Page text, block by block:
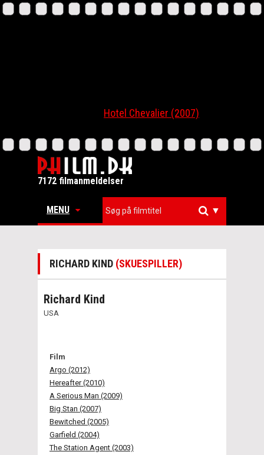
Hotel Chevalier (2007)
7172 filmanmeldelser
MENU ▼
RICHARD KIND (SKUESPILLER)
Richard Kind
USA
Film
Argo (2012)
Hereafter (2010)
A Serious Man (2009)
Big Stan (2007)
Bewitched (2005)
Garfield (2004)
The Station Agent (2003)